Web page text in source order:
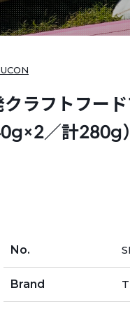
ラフトフー
／計
No.
Brand